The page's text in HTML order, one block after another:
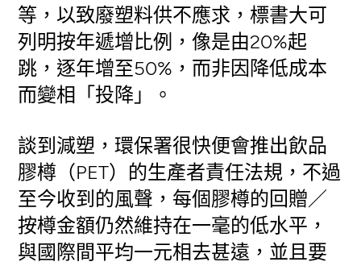
等，以致廢塑料供不應求，標書大可
列明按年遞增比例，像是由20%起
跳，逐年增至50%，而非因降低成本
而變相「投降」。
談到減塑，環保署很快便會推出飲品
膠樽（PET）的生產者責任法規，不過
至今收到的風聲，每個膠樽的回贈／
按樽金額仍然維持在一毫的低水平，
與國際間平均一元相去甚遠，並且要